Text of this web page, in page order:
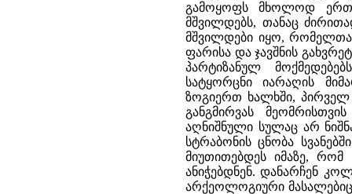
გამოყოფს მხოლოდ
მშვილდებს, თანაც
მშვილდები იყო,
ფარისა და ჯავშნის
პარტიზანულ
სატყორცნი იარაღის
ზოგიერთ ხალხში,
განგმირვას
აღნიშნული სულაც არ
სტრაბონის ცნობა
მიუთითებდეს იმაზე,
ანიჭებდნენ. დანარჩენ
არქეოლოგიური